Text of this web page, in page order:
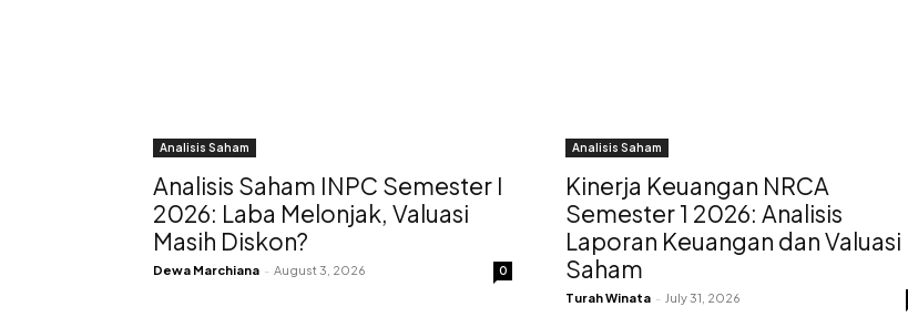
Analisis Saham
Analisis Saham INPC Semester I
2026: Laba Melonjak, Valuasi
Masih Diskon?
Dewa Marchiana - August 3, 2026 0
Analisis Saham
Kinerja Keuangan NRCA
Semester 1 2026: Analisis
Laporan Keuangan dan Valuasi
Saham
Turah Winata - July 31, 2026